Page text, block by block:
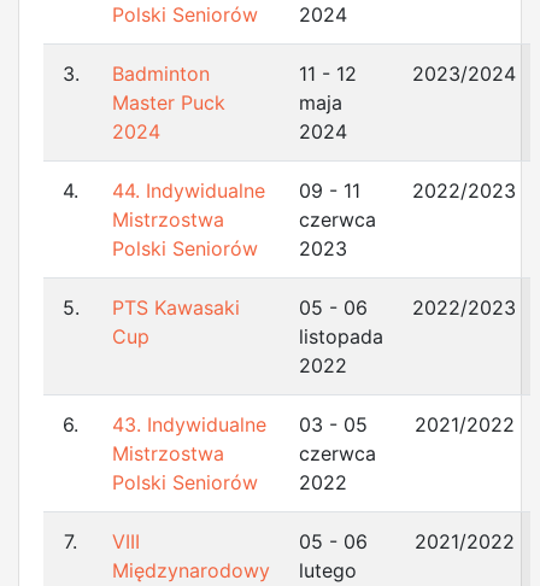
Polski Seniorów
2024
3.
Badminton
Master Puck
2024
11 - 12
maja
2024
2023/2024
4.
44. Indywidualne
Mistrzostwa
Polski Seniorów
09 - 11
czerwca
2023
2022/2023
5.
PTS Kawasaki
Cup
05 - 06
listopada
2022
2022/2023
6.
43. Indywidualne
Mistrzostwa
Polski Seniorów
03 - 05
czerwca
2022
2021/2022
7.
VIII
Międzynarodowy
05 - 06
lutego
2021/2022